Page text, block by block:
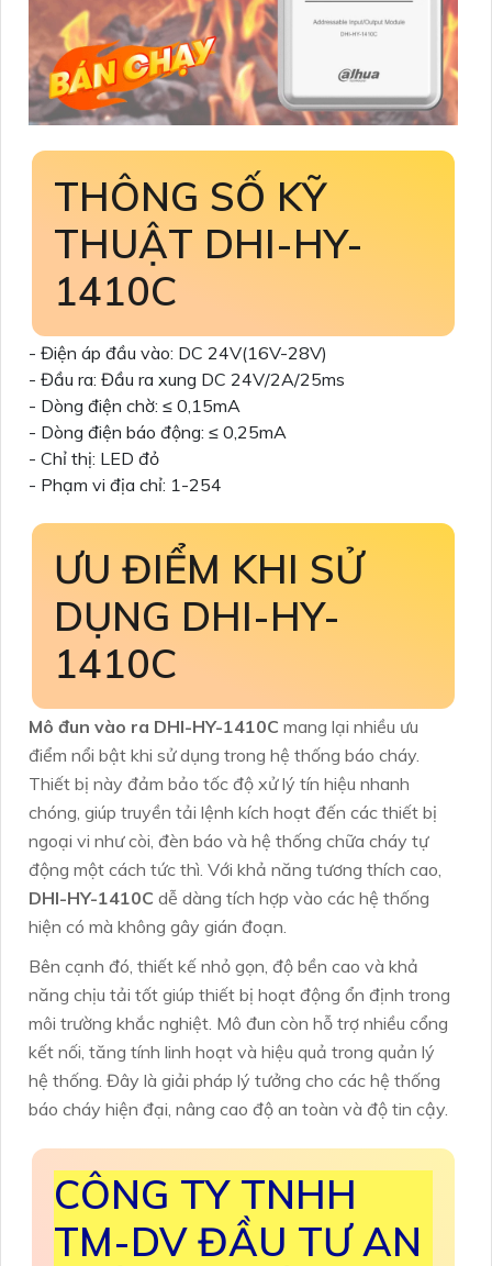
THÔNG SỐ KỸ
THUẬT DHI-HY-
1410C
- Điện áp đầu vào: DC 24V(16V-28V)
- Đầu ra: Đầu ra xung DC 24V/2A/25ms
- Dòng điện chờ: ≤ 0,15mA
- Dòng điện báo động: ≤ 0,25mA
- Chỉ thị: LED đỏ
- Phạm vi địa chỉ: 1-254
ƯU ĐIỂM KHI SỬ
DỤNG DHI-HY-
1410C
Mô đun vào ra DHI-HY-1410C mang lại nhiều ưu
điểm nổi bật khi sử dụng trong hệ thống báo cháy.
Thiết bị này đảm bảo tốc độ xử lý tín hiệu nhanh
chóng, giúp truyền tải lệnh kích hoạt đến các thiết bị
ngoại vi như còi, đèn báo và hệ thống chữa cháy tự
động một cách tức thì. Với khả năng tương thích cao,
DHI-HY-1410C dễ dàng tích hợp vào các hệ thống
hiện có mà không gây gián đoạn.
Bên cạnh đó, thiết kế nhỏ gọn, độ bền cao và khả
năng chịu tải tốt giúp thiết bị hoạt động ổn định trong
môi trường khắc nghiệt. Mô đun còn hỗ trợ nhiều cổng
kết nối, tăng tính linh hoạt và hiệu quả trong quản lý
hệ thống. Đây là giải pháp lý tưởng cho các hệ thống
báo cháy hiện đại, nâng cao độ an toàn và độ tin cậy.
CÔNG TY TNHH
TM-DV ĐẦU TƯ AN